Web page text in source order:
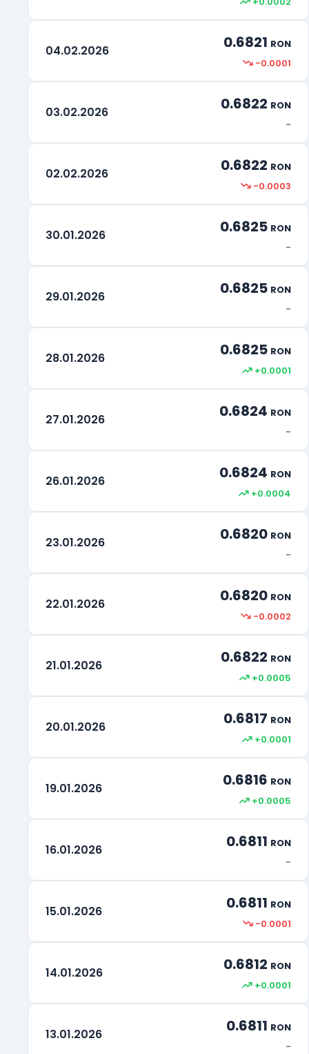
Rand Sud-African
04.02.2026 0.6821 RON
-0.0001
03.02.2026 0.6822 RON
-
02.02.2026 0.6822 RON
-0.0003
30.01.2026 0.6825 RON
-
29.01.2026 0.6825 RON
-
28.01.2026 0.6825 RON
+0.0001
27.01.2026 0.6824 RON
-
26.01.2026 0.6824 RON
+0.0004
23.01.2026 0.6820 RON
-
22.01.2026 0.6820 RON
-0.0002
21.01.2026 0.6822 RON
+0.0005
20.01.2026 0.6817 RON
+0.0001
19.01.2026 0.6816 RON
+0.0005
16.01.2026 0.6811 RON
-
15.01.2026 0.6811 RON
-0.0001
14.01.2026 0.6812 RON
+0.0001
13.01.2026 0.6811 RON
-